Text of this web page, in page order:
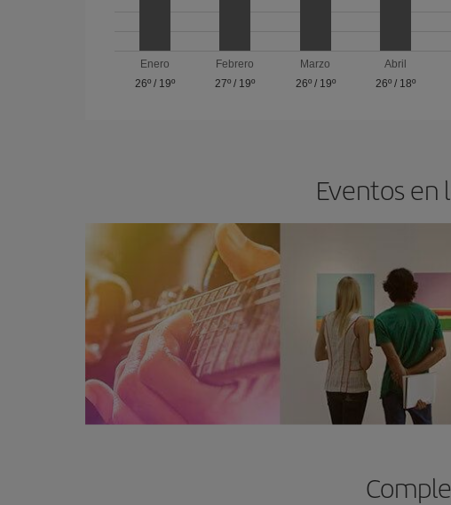
Enero
26º/ 19º
Febrero
27º / 19º
Marzo
26º/ 19º
Abril
26º / 18º
Eventos en